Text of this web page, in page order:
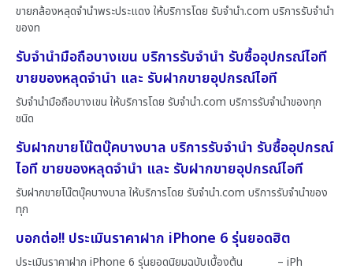
ขายกล้องหลุดจำนำพระประแดง ให้บริการโดย รับจํานํา.com บริการรับจำนำ
ของท
รับจำนำมือถือบางเขน บริการรับจำนำ รับซื้ออุปกรณ์ไอที
ขายของหลุดจำนำ และ รับฝากขายอุปกรณ์ไอที
รับจำนำมือถือบางเขน ให้บริการโดย รับจํานํา.com บริการรับจำนำของทุก
ชนิด
รับฝากขายโน๊ตบุ๊คบางบาล บริการรับจำนำ รับซื้ออุปกรณ์
ไอที ขายของหลุดจำนำ และ รับฝากขายอุปกรณ์ไอที
รับฝากขายโน๊ตบุ๊คบางบาล ให้บริการโดย รับจํานํา.com บริการรับจำนำของ
ทุก
บอกต่อ!! ประเมินราคาฝาก iPhone 6 รุ่นยอดฮิต
ประเมินราคาฝาก iPhone 6 รุ่นยอดนิยมฉบับเบื้องต้น – iPh